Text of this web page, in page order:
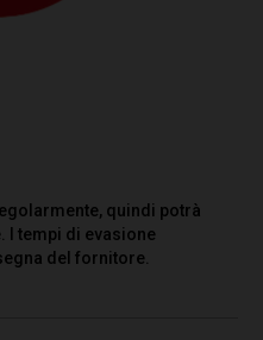
quindi potrà
I tempi di evasione
del fornitore.